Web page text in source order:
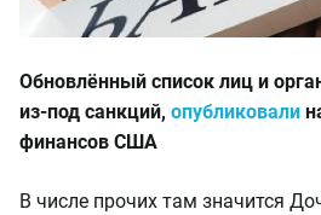
Обновлённый список лиц и
из-под санкций, опубликовали
финансов США
В числе прочих там значится